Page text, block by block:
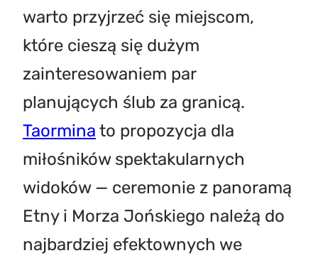
warto przyjrzeć się miejscom,
które cieszą się dużym
zainteresowaniem par
planujących ślub za granicą.
Taormina to propozycja dla
miłośników spektakularnych
widoków — ceremonie z panoramą
Etny i Morza Jońskiego należą do
najbardziej efektownych we